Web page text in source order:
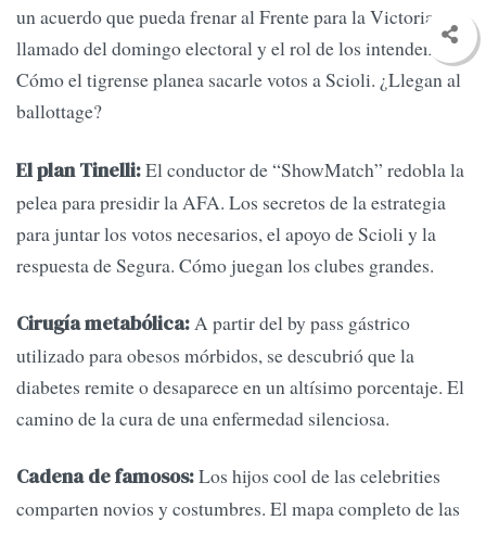
un acuerdo que pueda frenar al Frente para la Victoria. El
llamado del domingo electoral y el rol de los intendentes.
Cómo el tigrense planea sacarle votos a Scioli. ¿Llegan al
ballottage?
El plan Tinelli:El conductor de “ShowMatch” redobla la
pelea para presidir la AFA. Los secretos de la estrategia
para juntar los votos necesarios, el apoyo de Scioli y la
respuesta de Segura. Cómo juegan los clubes grandes.
Cirugía metabólica:A partir del by pass gástrico
utilizado para obesos mórbidos, se descubrió que la
diabetes remite o desaparece en un altísimo porcentaje. El
camino de la cura de una enfermedad silenciosa.
Cadena de famosos:Los hijos cool de las celebrities
comparten novios y costumbres. El mapa completo de las